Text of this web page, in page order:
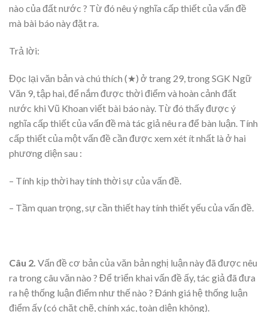
nào của đất nước ? Từ đó nêu ý nghĩa cấp thiết của vấn đề
mà bài báo này đặt ra.
Trả lời:
Đọc lại văn bản và chú thích (★) ở trang 29, trong SGK Ngữ
Văn 9, tập hai, để nắm được thời điểm và hoàn cảnh đất
nước khi Vũ Khoan viết bài báo này. Từ đó thấy được ý
nghĩa cấp thiết của vấn đề mà tác giả nêu ra để bàn luận. Tính
cấp thiết của một vấn đề cần được xem xét ít nhất là ở hai
phương diện sau :
– Tính kịp thời hay tính thời sự của vấn đề.
– Tầm quan trọng, sự cần thiết hay tính thiết yếu của vấn đề.
Câu 2. Vấn đề cơ bản của văn bản nghị luận này đã được nêu
ra trong câu văn nào ? Để triển khai vấn đề ấy, tác giả đã đưa
ra hệ thống luận điểm như thế nào ? Đánh giá hệ thống luận
điểm ấy (có chặt chẽ, chính xác, toàn diện không).